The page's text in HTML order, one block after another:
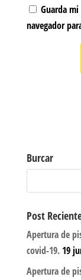
Guarda
navegador
Burcar
Post
Apertura de
covid-19. 19
Apertura de